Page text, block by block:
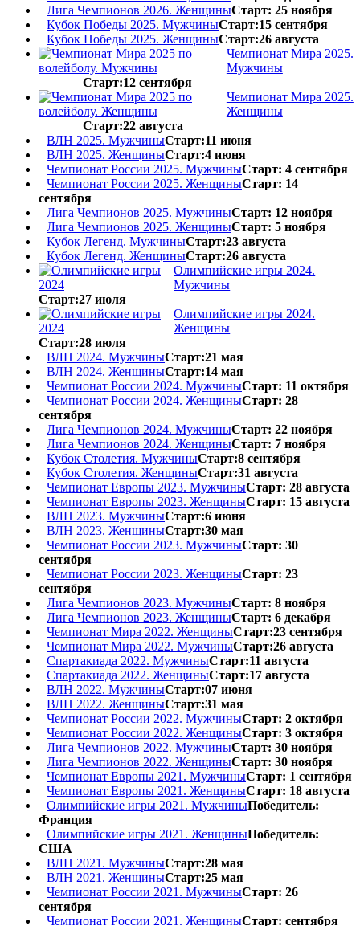
Лига Чемпионов 2026. ЖенщиныСтарт: 25 ноября
Кубок Победы 2025. МужчиныСтарт:15 сентября
Кубок Победы 2025. ЖенщиныСтарт:26 августа
Чемпионат Мира 2025.
Мужчины
Старт:12 сентября
Чемпионат Мира 2025.
Женщины
Старт:22 августа
ВЛН 2025. МужчиныСтарт:11 июня
ВЛН 2025. ЖенщиныСтарт:4 июня
Чемпионат России 2025. МужчиныСтарт: 4 сентября
Чемпионат России 2025. ЖенщиныСтарт: 14
сентября
Лига Чемпионов 2025. МужчиныСтарт: 12 ноября
Лига Чемпионов 2025. ЖенщиныСтарт: 5 ноября
Кубок Легенд. МужчиныСтарт:23 августа
Кубок Легенд. ЖенщиныСтарт:26 августа
Олимпийские игры 2024.
Мужчины
Старт:27 июля
Олимпийские игры 2024.
Женщины
Старт:28 июля
ВЛН 2024. МужчиныСтарт:21 мая
ВЛН 2024. ЖенщиныСтарт:14 мая
Чемпионат России 2024. МужчиныСтарт: 11 октября
Чемпионат России 2024. ЖенщиныСтарт: 28
сентября
Лига Чемпионов 2024. МужчиныСтарт: 22 ноября
Лига Чемпионов 2024. ЖенщиныСтарт: 7 ноября
Кубок Столетия. МужчиныСтарт:8 сентября
Кубок Столетия. ЖенщиныСтарт:31 августа
Чемпионат Европы 2023. МужчиныСтарт: 28 августа
Чемпионат Европы 2023. ЖенщиныСтарт: 15 августа
ВЛН 2023. МужчиныСтарт:6 июня
ВЛН 2023. ЖенщиныСтарт:30 мая
Чемпионат России 2023. МужчиныСтарт: 30
сентября
Чемпионат России 2023. ЖенщиныСтарт: 23
сентября
Лига Чемпионов 2023. МужчиныСтарт: 8 ноября
Лига Чемпионов 2023. ЖенщиныСтарт: 6 декабря
Чемпионат Мира 2022. ЖенщиныСтарт:23 сентября
Чемпионат Мира 2022. МужчиныСтарт:26 августа
Спартакиада 2022. МужчиныСтарт:11 августа
Спартакиада 2022. ЖенщиныСтарт:17 августа
ВЛН 2022. МужчиныСтарт:07 июня
ВЛН 2022. ЖенщиныСтарт:31 мая
Чемпионат России 2022. МужчиныСтарт: 2 октября
Чемпионат России 2022. ЖенщиныСтарт: 3 октября
Лига Чемпионов 2022. МужчиныСтарт: 30 ноября
Лига Чемпионов 2022. ЖенщиныСтарт: 30 ноября
Чемпионат Европы 2021. МужчиныСтарт: 1 сентября
Чемпионат Европы 2021. ЖенщиныСтарт: 18 августа
Олимпийские игры 2021. МужчиныПобедитель:
Франция
Олимпийские игры 2021. ЖенщиныПобедитель:
США
ВЛН 2021. МужчиныСтарт:28 мая
ВЛН 2021. ЖенщиныСтарт:25 мая
Чемпионат России 2021. МужчиныСтарт: 26
сентября
Чемпионат России 2021. ЖенщиныСтарт: сентября